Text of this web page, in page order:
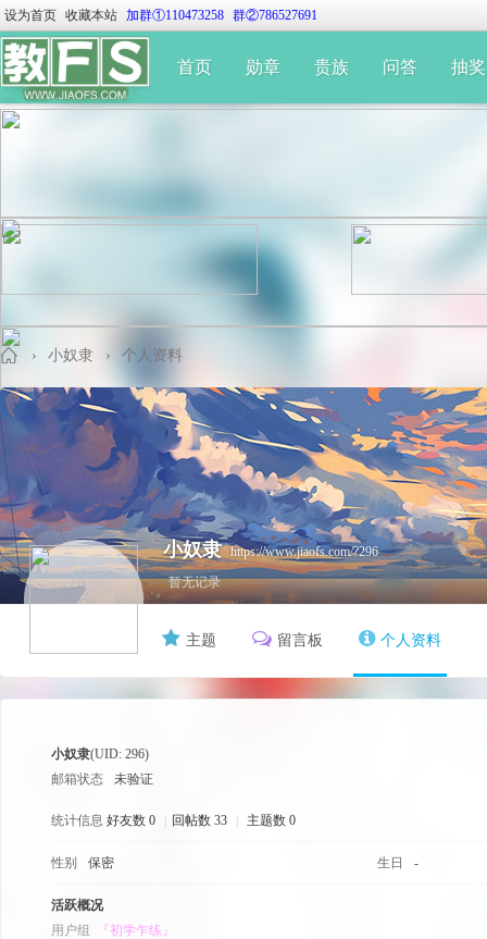
设为首页 收藏本站 加群①110473258 群②786527691
首页 勋章 贵族 问答 抽奖
教
› 小奴隶 › 个人资料
小奴隶 https://www.jiaofs.com/?296
暂无记录
主题 留言板 个人资料
小奴隶(UID: 296)
邮箱状态
未验证
统计信息 好友数 0 回帖数 33 主题数 0
性别 保密 生日 -
活跃概况
用户组
『初学乍练』